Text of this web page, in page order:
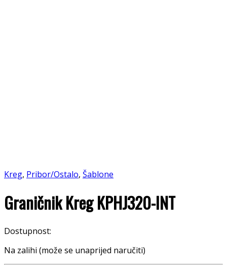
Kreg, Pribor/Ostalo, Šablone
Graničnik Kreg KPHJ320-INT
Dostupnost:
Na zalihi (može se unaprijed naručiti)